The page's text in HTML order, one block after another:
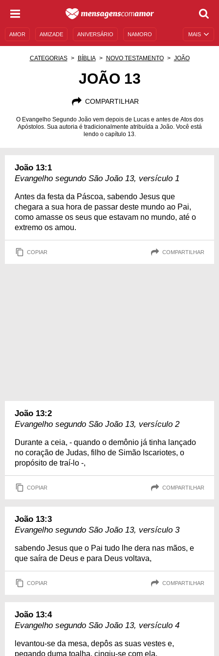
MAIS
AMOR AMIZADE ANIVERSÁRIO NAMORO
AUTOAJUDA
CATEGORIAS BÍBLIA NOVO TESTAMENTO JOÃO
JOÃO 13
COMPARTILHAR
O Evangelho Segundo João vem depois de Lucas e antes de Atos dos
Apóstolos. Sua autoria é tradicionalmente atribuída a João. Você está
lendo o capítulo 13.
João 13:1
Evangelho segundo São João 13, versículo 1
Antes da festa da Páscoa, sabendo Jesus que
chegara a sua hora de passar deste mundo ao Pai,
como amasse os seus que estavam no mundo, até o
extremo os amou.
COPIAR COMPARTILHAR
João 13:2
Evangelho segundo São João 13, versículo 2
Durante a ceia, - quando o demônio já tinha lançado
no coração de Judas, filho de Simão Iscariotes, o
propósito de traí-lo -,
COPIAR COMPARTILHAR
João 13:3
Evangelho segundo São João 13, versículo 3
sabendo Jesus que o Pai tudo lhe dera nas mãos, e
que saíra de Deus e para Deus voltava,
COPIAR COMPARTILHAR
João 13:4
Evangelho segundo São João 13, versículo 4
levantou-se da mesa, depôs as suas vestes e,
pegando duma toalha, cingiu-se com ela.